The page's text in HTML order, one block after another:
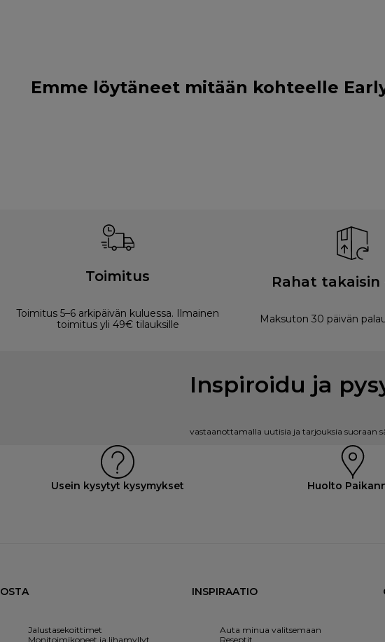
Emme löytäneet mitään kohteelle
Toimitus
Toimitus 5–6 arkipäivän kuluessa. Ilmainen
toimitus yli 49€ tilauksille
Rahat
Maksuton 30 päivän
Inspiroidu ja
vastaanottamalla uutisia ja tarjouksia suoraan
Usein kysytyt kysymykset Huolto
OSTA
Jalustasekoittimet
Monitoimikoneet ja lihamyllyt
INSPIRAATIO
Auta minua valitsemaan
Reseptit